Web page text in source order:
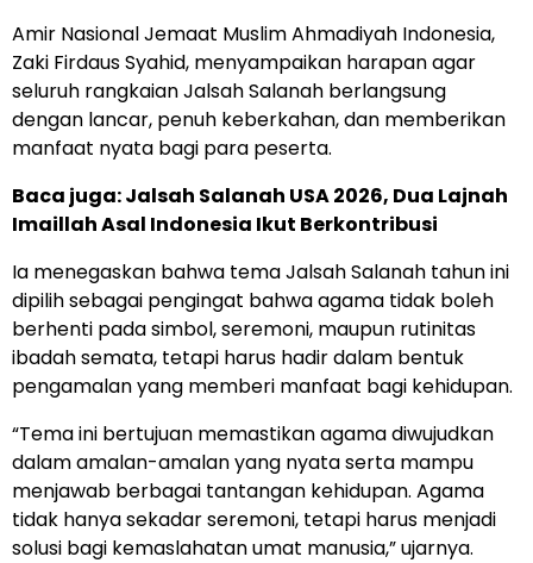
Amir Nasional Jemaat Muslim Ahmadiyah Indonesia,
Zaki Firdaus Syahid, menyampaikan harapan agar
seluruh rangkaian Jalsah Salanah berlangsung
dengan lancar, penuh keberkahan, dan memberikan
manfaat nyata bagi para peserta.
Baca juga:Jalsah Salanah USA 2026, Dua Lajnah
Imaillah Asal Indonesia Ikut Berkontribusi
Ia menegaskan bahwa tema Jalsah Salanah tahun ini
dipilih sebagai pengingat bahwa agama tidak boleh
berhenti pada simbol, seremoni, maupun rutinitas
ibadah semata, tetapi harus hadir dalam bentuk
pengamalan yang memberi manfaat bagi kehidupan.
“Tema ini bertujuan memastikan agama diwujudkan
dalam amalan-amalan yang nyata serta mampu
menjawab berbagai tantangan kehidupan. Agama
tidak hanya sekadar seremoni, tetapi harus menjadi
solusi bagi kemaslahatan umat manusia,” ujarnya.